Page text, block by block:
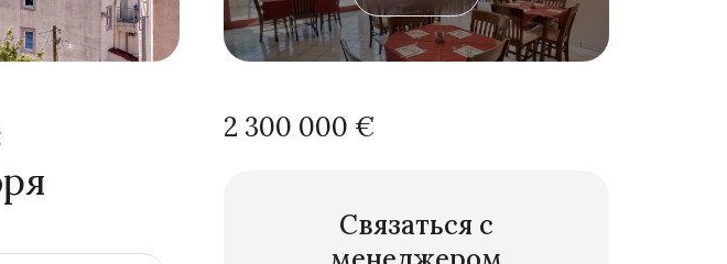
2 300 000 €
Связаться с